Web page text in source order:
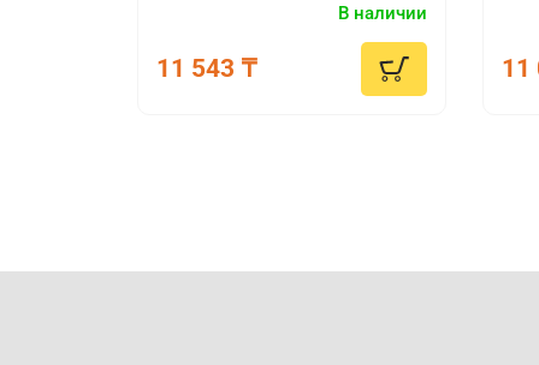
характеристик двигателя без
В наличии
11 543 ₸ 11